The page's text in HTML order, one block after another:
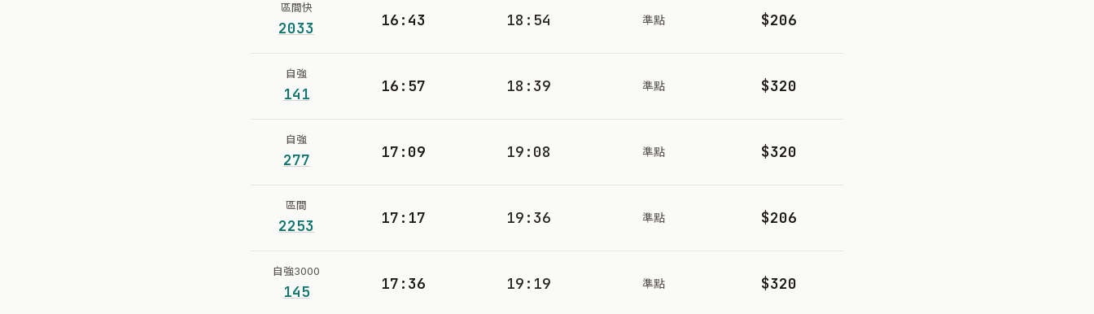
區間快
2033 16:43 18:54 準點 $206
自強
141 16:57 18:39 準點 $320
自強
277 17:09 19:08 準點 $320
區間
2253 17:17 19:36 準點 $206
自強3000
145 17:36 19:19 準點 $320